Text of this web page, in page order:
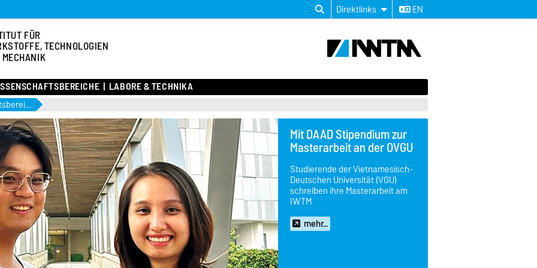
Direktlinks EN
FÜR
TECHNOLOGIEN
LABORE & TECHNIKA
Professuren und Wissenschaftsbereiche
Mit DAAD Stipendium zur
Masterarbeit an der OVGU
Studierende der Vietnamesisch-
Deutschen Universität (VGU)
schreiben ihre Masterarbeit am
IWTM
mehr...